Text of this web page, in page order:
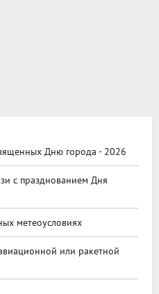
Дню города - 2026
с празднованием Дня
метеоусловиях
или ракетной